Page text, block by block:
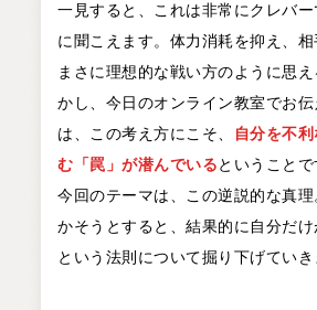
一見すると、これは非常にクレバ
に聞こえます。体力消耗を抑え、相
まさに理想的な戦い方のように思
かし、今日のオンライン教室でお
は、この考え方にこそ、
自分を不
む「罠」が潜んでいるということで
今回のテーマは、この逆説的な真
かそうとすると、結果的に自分だけ
という法則について掘り下げていき